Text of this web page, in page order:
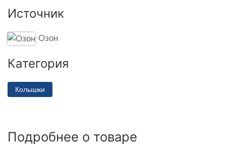
Источник
Озон
Категория
Колышки
Подробнее о товаре